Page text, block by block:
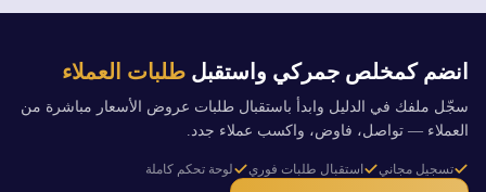
انضم كمخلص جمركي واستقبل طلبات العملاء
سجّل ملفك في الدليل وابدأ باستقبال طلبات عروض الأسعار مباشرة من
العملاء — تواصل، فاوض، واكسب عملاء جدد.
تسجيل مجاني استقبال طلبات فوري لوحة تحكم كاملة